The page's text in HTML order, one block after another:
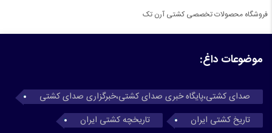
فروشگاه محصولات تخصصی کشتی آرن تک
موضوعات داغ:
صدای کشتی،پایگاه خبری صدای کشتی،خبرگزاری صدای کشتی
تاریخ کشتی ایران
تاریخچه کشتی ایران